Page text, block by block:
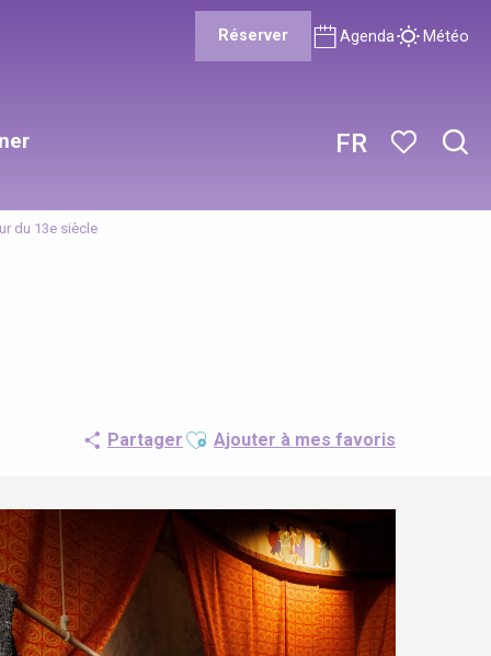
FR
Réserver Agenda Météo
du 13e siècle
Partager Ajouter aux favoris
Ajouter à mes favoris